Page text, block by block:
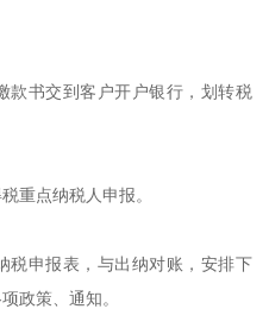
款书交到客户开户银行，划转税
重点纳税人申报。
税申报表，与出纳对账，安排下
政策、通知。